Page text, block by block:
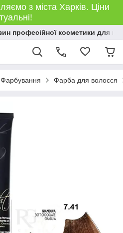
з міста Харків. Ціни
професійної косметики для
Фарбування Фарба для волосся